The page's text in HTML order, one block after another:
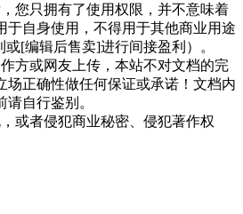
您只拥有了使用权限，并不意味着
于自身使用，不得用于其他商业用途
或[编辑后售卖]进行间接盈利）。
方或网友上传，本站不对文档的完
场正确性做任何保证或承诺！文档内
自行鉴别。
或者侵犯商业秘密、侵犯著作权